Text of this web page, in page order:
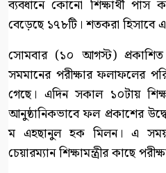
ব্যবধানে কোনো শিক্ষার্থী পাস
বেড়েছে ১৭৮টি। শতকরা হিসাবে
সোমবার (১০ আগস্ট)
সমমানের পরীক্ষার ফলাফলের
গেছে। এদিন সকাল ১০টায়
আনুষ্ঠানিকভাবে ফল প্রকাশের
ম এহছানুল হক মিলন। এ সময়
চেয়ারম্যান শিক্ষামন্ত্রীর কাছে